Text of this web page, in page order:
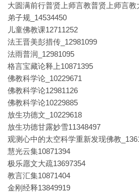
大圆满前行普贤上师言教普贤上师言教
弟子规_14534450
儿童佛教课12711252
法王晋美彭措传_12981099
法雨普润_12981095
格言宝藏论释上10871395
佛教科学论_10229671
佛教科学论12981126
佛教科学论10229885
放生功德文_10229618
放生功德甘露妙雪11348497
观测心中的太空科学重新发现佛教
慧光云集10871394
极乐愿文大疏13697354
教言汇集10871404
金刚经释13849919